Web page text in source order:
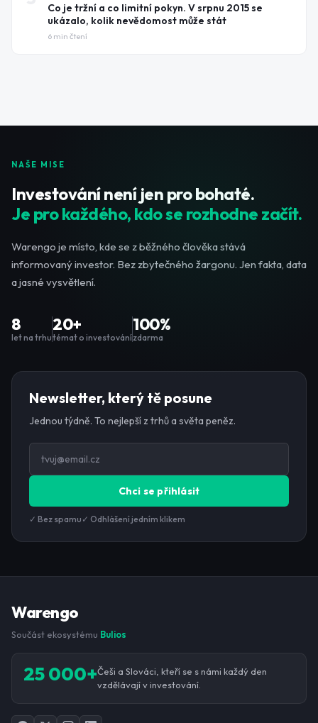
Co je tržní a co limitní pokyn. V srpnu 2015 se
ukázalo, kolik nevědomost může stát
6 min čtení
NAŠE MISE
Investování není jen pro bohaté.
Je pro každého, kdo se rozhodne začít.
Warengo je místo, kde se z běžného člověka stává
informovaný investor. Bez zbytečného žargonu. Jen fakta, data
a jasné vysvětlení.
8
let na trhu
20+
témat o investování
100%
zdarma
Newsletter, který tě posune
Jednou týdně. To nejlepší z trhů a světa peněz.
Chci se přihlásit
✓ Bez spamu ✓ Odhlášení jedním klikem
Warengo
Součást ekosystému Bulios
25 000+Češi a Slováci, kteří se s námi každý den
vzdělávají v investování.